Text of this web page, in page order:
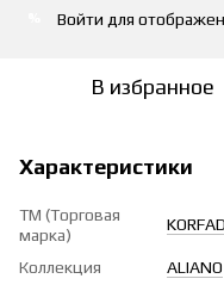
Войти для
В избранное
Характеристики
ТМ (Торговая
марка)
KORFAD
Коллекция
ALIANO